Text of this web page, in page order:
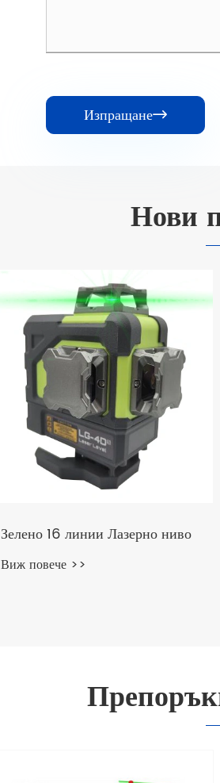
Изпращане
Нови
3x360 ° зелено лазерно ниво
Виж повече >>